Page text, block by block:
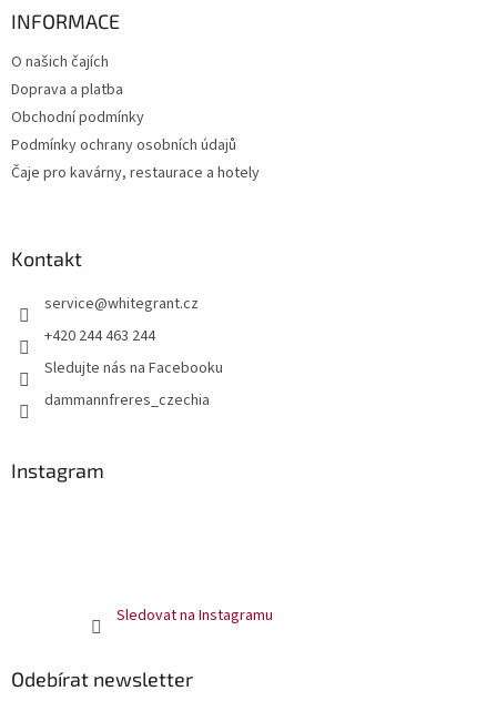
INFORMACE
O našich čajích
Doprava a platba
Obchodní podmínky
Podmínky ochrany osobních údajů
Čaje pro kavárny, restaurace a hotely
Kontakt
service@whitegrant.cz
+420 244 463 244
Sledujte nás na Facebooku
dammannfreres_czechia
Instagram
Sledovat na Instagramu
Odebírat newsletter